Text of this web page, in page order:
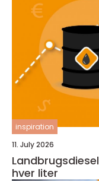
inspiration
11. July 2026
Landbrugsdiesel sådan får du mest ud af
hver liter